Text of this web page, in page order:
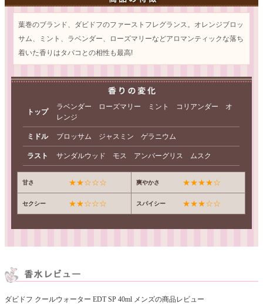
葉巻のブランド、ダビドフのファーストフレグランス。オレンジブロッ
サム、ミント、ラベンダー、ローズマリーなどアロマンティックな落ち
着いた香りはタバコとの相性も最高!
トップ
ラベンダー ローズマリー ミント コリアンダー オ
レンジ
ミドル ブロッサム ジャスミン ゲラニウム
ラスト サンダルウッド モス アンバーグリス ムスク
甘さ ★★☆☆☆ 爽やかさ ★★★★☆
セクシー ★★☆☆☆ スパイシー ★★★☆☆
ダビドフ クールウォーター EDT SP 40ml メンズの商品レビュー